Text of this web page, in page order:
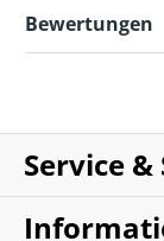
Bewertungen
Service